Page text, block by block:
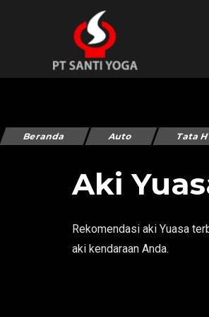
Beranda Auto Tata
Aki
Rekomendasi aki Yuasa
aki kendaraan Anda.